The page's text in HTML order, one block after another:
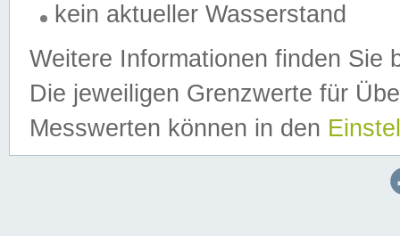
kein aktueller Wasserstand
Weitere Informationen finden Sie
Die jeweiligen Grenzwerte für
Messwerten können in den